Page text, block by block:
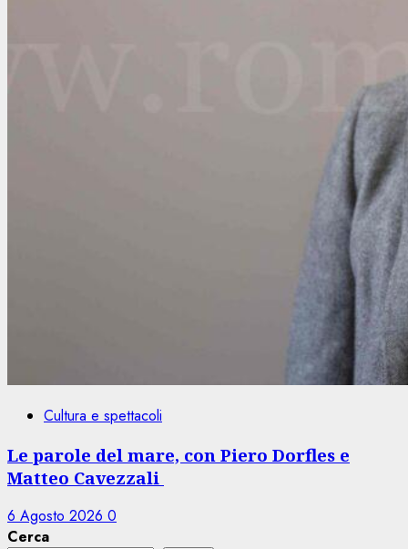
Cultura e spettacoli
Le parole del mare, con Piero Dorfles e
Matteo Cavezzali
6 Agosto 2026 0
Cerca